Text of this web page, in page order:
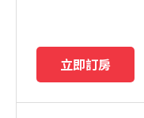
立即訂房